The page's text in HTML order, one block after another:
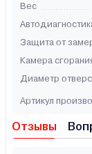
Вес
Защита от
Камера
Диаметр
Артикул
Отзывы